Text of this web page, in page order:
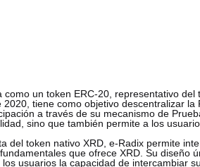
como un token ERC-20, representativo
tiene como objetivo descentralizar
a través de su mecanismo de
sino que también permite a los
del token nativo XRD, e-Radix permite
que ofrece XRD. Su diseño
usuarios la capacidad de intercambiar